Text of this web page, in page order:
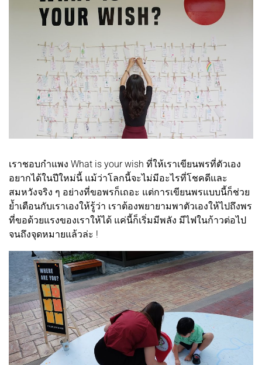
เราชอบกำแพง What is your wish ที่ให้เราเขียนพรที่ตัวเอง
อยากได้ในปีใหม่นี้ แม้ว่าโลกนี้จะไม่มีอะไรที่โชคดีและ
สมหวังจริง ๆ อย่างที่ขอพรก็เถอะ แต่การเขียนพรแบบนี้ก็ช่วย
ย้ำเตือนกับเราเองให้รู้ว่า เราต้องพยายามพาตัวเองให้ไปถึงพร
ที่ขอด้วยแรงของเราให้ได้ แค่นี้ก็เริ่มมีพลัง มีไฟในก้าวต่อไป
จนถึงจุดหมายแล้วล่ะ !